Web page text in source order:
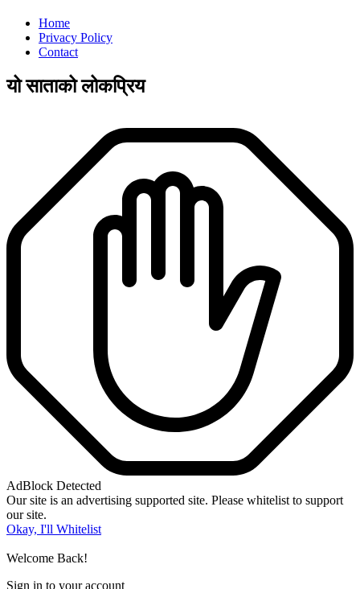
Home
Privacy Policy
Contact
यो साताको लोकप्रिय
AdBlock Detected
Our site is an advertising supported site. Please whitelist to support
our site.
Okay, I'll Whitelist
Welcome Back!
Sign in to your account